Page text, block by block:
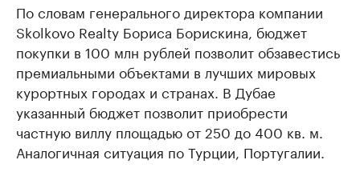
По словам генерального директора компании
Skolkovo Realty Бориса Борискина, бюджет
покупки в 100 млн рублей позволит обзавестись
премиальными объектами в лучших мировых
курортных городах и странах. В Дубае
указанный бюджет позволит приобрести
частную виллу площадью от 250 до 400 кв. м.
Аналогичная ситуация по Турции, Португалии.